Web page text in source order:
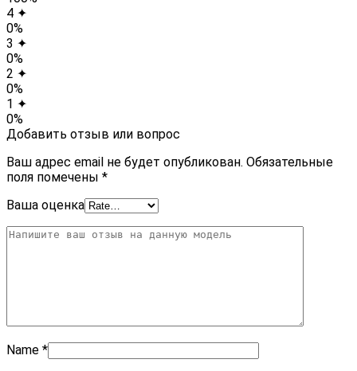
4 ✦
0%
3 ✦
0%
2 ✦
0%
1 ✦
0%
Добавить отзыв или вопрос
Ваш адрес email не будет опубликован. Обязательные
поля помечены *
Ваша оценка
Name *